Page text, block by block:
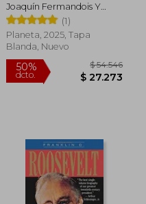
Joaquín Fermandois Y
Sebastián Hurtado
(1)
Planeta, 2025, Tapa
Blanda, Nuevo
50%
dcto.
Rápido